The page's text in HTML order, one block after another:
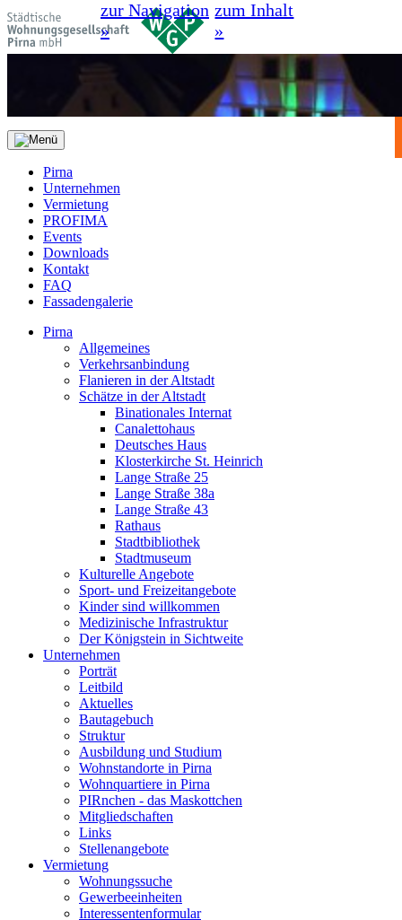
zur Navigation
»
zum Inhalt
»
Pirna
Unternehmen
Vermietung
PROFIMA
Events
Downloads
Kontakt
FAQ
Fassadengalerie
Pirna
Allgemeines
Verkehrsanbindung
Flanieren in der Altstadt
Schätze in der Altstadt
Binationales Internat
Canalettohaus
Deutsches Haus
Klosterkirche St. Heinrich
Lange Straße 25
Lange Straße 38a
Lange Straße 43
Rathaus
Stadtbibliothek
Stadtmuseum
Kulturelle Angebote
Sport- und Freizeitangebote
Kinder sind willkommen
Medizinische Infrastruktur
Der Königstein in Sichtweite
Unternehmen
Porträt
Leitbild
Aktuelles
Bautagebuch
Struktur
Ausbildung und Studium
Wohnstandorte in Pirna
Wohnquartiere in Pirna
PIRnchen - das Maskottchen
Mitgliedschaften
Links
Stellenangebote
Vermietung
Wohnungssuche
Gewerbeeinheiten
Interessentenformular